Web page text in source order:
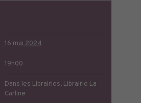
16 mai 2024
19h00
Dans les Librairies, Librairie La
Carline